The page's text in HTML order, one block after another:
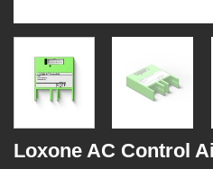
Loxone AC Control